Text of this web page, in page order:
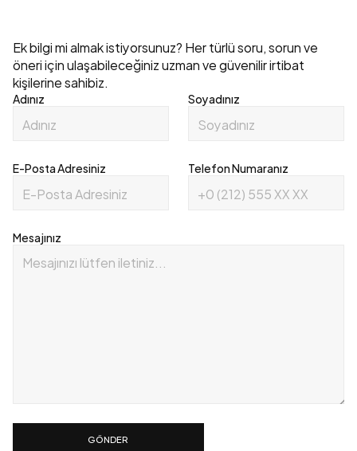
Ek bilgi mi almak istiyorsunuz? Her türlü soru, sorun ve
öneri için ulaşabileceğiniz uzman ve güvenilir irtibat
kişilerine sahibiz.
Adınız Soyadınız
E-Posta Adresiniz Telefon Numaranız
Mesajınız
GÖNDER